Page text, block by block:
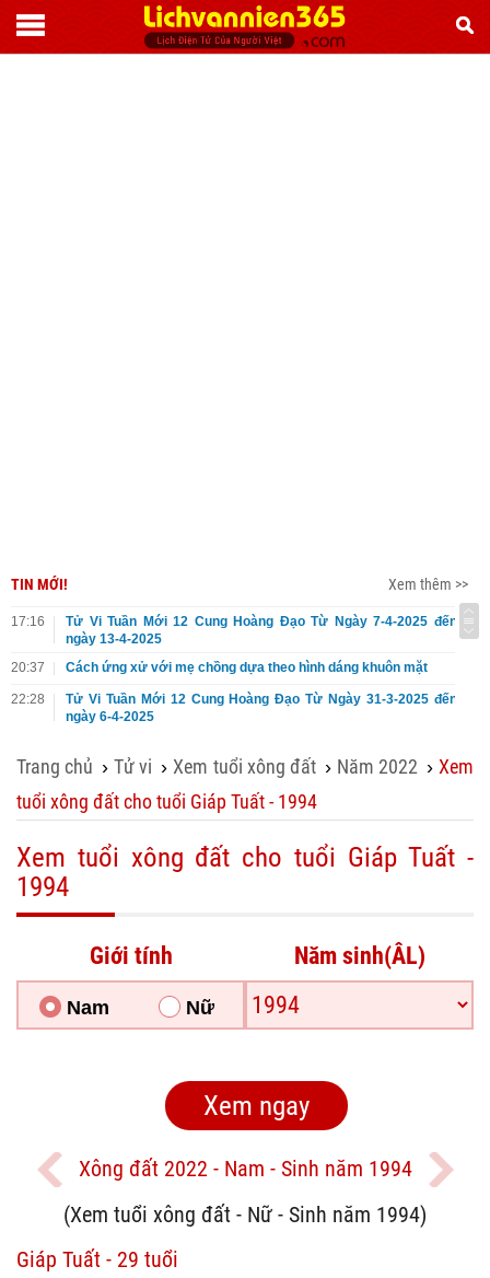
TIN MỚI! Xem thêm >>
17:16
Tử Vi Tuần Mới 12 Cung Hoàng Đạo Từ Ngày 7-4-2025 đến
ngày 13-4-2025
20:37
Cách ứng xử với mẹ chồng dựa theo hình dáng khuôn mặt
22:28
Tử Vi Tuần Mới 12 Cung Hoàng Đạo Từ Ngày 31-3-2025 đến
ngày 6-4-2025
Trang chủ ›Tử vi ›Xem tuổi xông đất › Năm 2022 ›Xem
tuổi xông đất cho tuổi Giáp Tuất - 1994
Xem tuổi xông đất cho tuổi Giáp Tuất -
1994
Giới tính
Nam Nữ
Năm sinh(ÂL)
Xông đất 2022 - Nam - Sinh năm 1994
(Xem tuổi xông đất - Nữ - Sinh năm 1994)
Giáp Tuất - 29 tuổi